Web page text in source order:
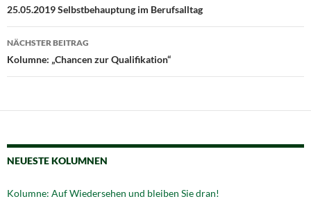
25.05.2019 Selbstbehauptung im Berufsalltag
NÄCHSTER BEITRAG
Kolumne: „Chancen zur Qualifikation“
NEUESTE KOLUMNEN
Kolumne: Auf Wiedersehen und bleiben Sie dran!